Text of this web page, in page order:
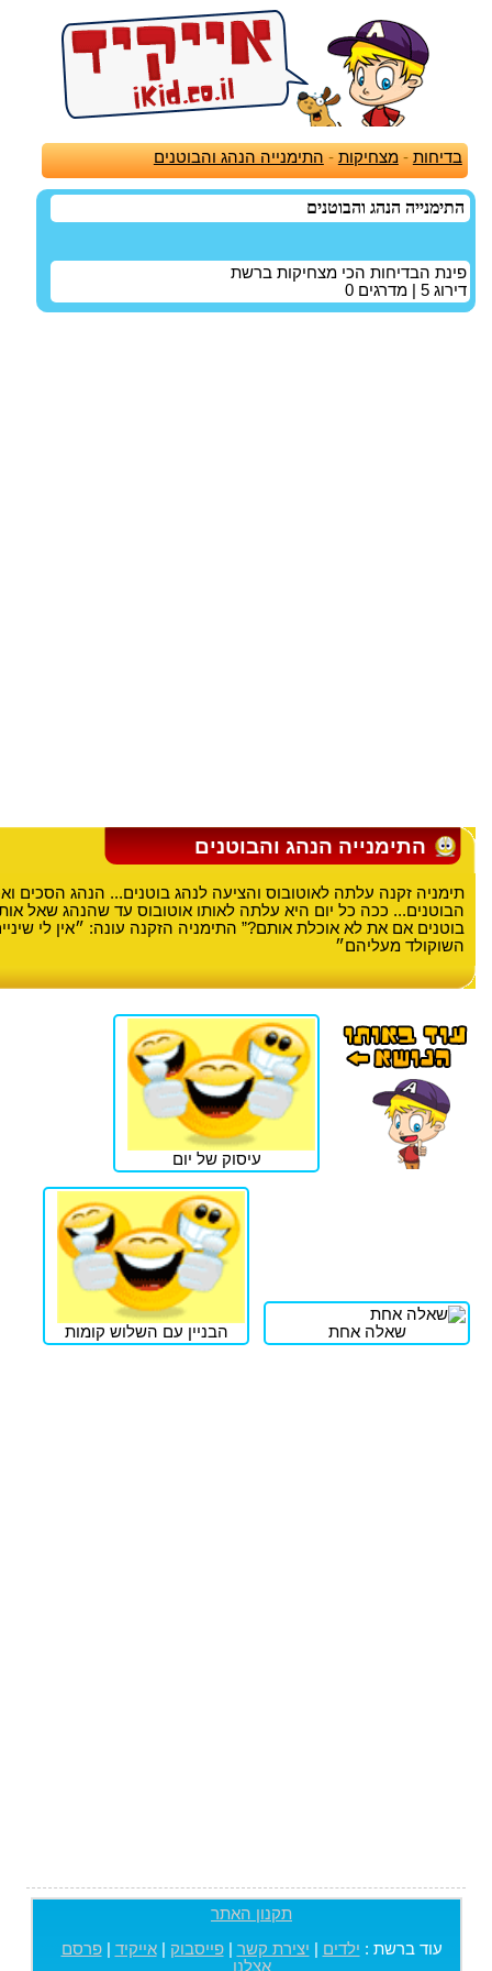
בדיחות -מצחיקות - התימנייה הנהג והבוטנים
התימנייה הנהג והבוטנים
פינת הבדיחות הכי מצחיקות ברשת
דירוג 5 | מדרגים 0
התימנייה הנהג והבוטנים
תימניה זקנה עלתה לאוטובוס והציעה לנהג בוטנים... הנהג הסכים
הבוטנים... ככה כל יום היא עלתה לאותו אוטובוס עד שהנהג שאל
בוטנים אם את לא אוכלת אותם?” התימניה הזקנה עונה: ״אין לי
השוקולד מעליהם״
עיסוק של יום
שאלה אחת הבניין עם השלוש קומות
תקנון האתר
עוד ברשת : ילדים יצירת קשר |פייסבוק |אייקיד |פרסם
אצלנו